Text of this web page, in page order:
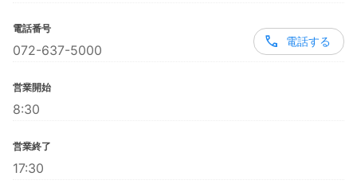
電話番号
072-637-5000
電話する
営業開始
8:30
営業終了
17:30